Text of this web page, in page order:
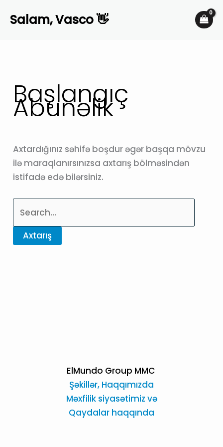
Salam, Vasco 👋
Başlangıç
Abunəlik
Axtardığınız səhifə boşdur əgər başqa mövzu
ilə maraqlanırsınızsa axtarış bölməsindən
istifadə edə bilərsiniz.
ElMundo Group MMC
Şəkillər, Haqqımızda
Məxfilik siyasətimiz və
Qaydalar haqqında